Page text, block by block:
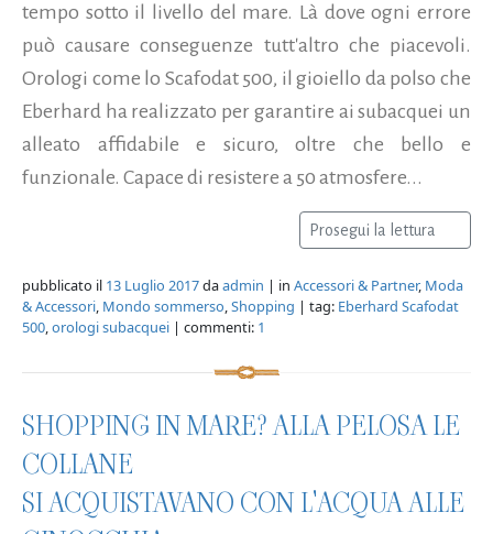
tempo sotto il livello del mare. Là dove ogni errore
può causare conseguenze tutt'altro che piacevoli.
Orologi come lo Scafodat 500, il gioiello da polso che
Eberhard ha realizzato per garantire ai subacquei un
alleato affidabile e sicuro, oltre che bello e
funzionale. Capace di resistere a 50 atmosfere...
Prosegui la lettura
pubblicato il 13 Luglio 2017daadmin | in Accessori & Partner, Moda
& Accessori, Mondo sommerso,Shopping | tag: Eberhard Scafodat
500,orologi subacquei | commenti: 1
SHOPPING IN MARE? ALLA PELOSA LE
COLLANE
SI ACQUISTAVANO CON L'ACQUA ALLE